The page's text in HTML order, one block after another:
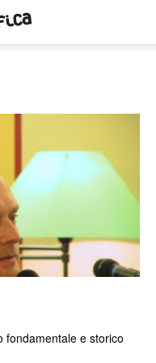
fondamentale e storico